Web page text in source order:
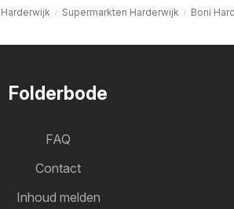
Supermarkten Harderwijk Boni
Folderbode
FAQ
Contact
Inhoud melden